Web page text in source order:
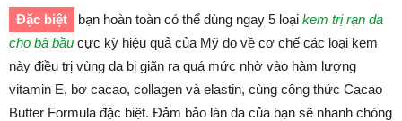
Đặc biệt bạn hoàn toàn có thể dùng ngay 5 loại kem trị rạn da
cho bà bầu cực kỳ hiệu quả của Mỹ do về cơ chế các loại kem
này điều trị vùng da bị giãn ra quá mức nhờ vào hàm lượng
vitamin E, bơ cacao, collagen và elastin, cùng công thức Cacao
Butter Formula đặc biệt. Đảm bảo làn da của bạn sẽ nhanh chóng